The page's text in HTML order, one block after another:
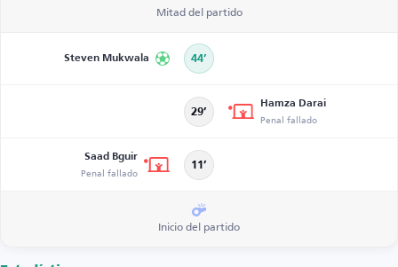
Mitad del partido
Steven Mukwala 44’
29’
Hamza Darai
Penal fallado
Saad Bguir
Penal fallado 11’
Inicio del partido